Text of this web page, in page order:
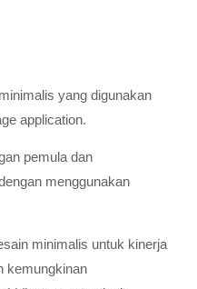
yang digunakan
application.
pemula dan
menggunakan
minimalis untuk kinerja
kemungkinan